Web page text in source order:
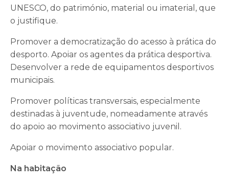
UNESCO, do património, material ou imaterial, que
o justifique.
Promover a democratização do acesso à prática do
desporto. Apoiar os agentes da prática desportiva.
Desenvolver a rede de equipamentos desportivos
municipais.
Promover políticas transversais, especialmente
destinadas à juventude, nomeadamente através
do apoio ao movimento associativo juvenil.
Apoiar o movimento associativo popular.
Na habitação